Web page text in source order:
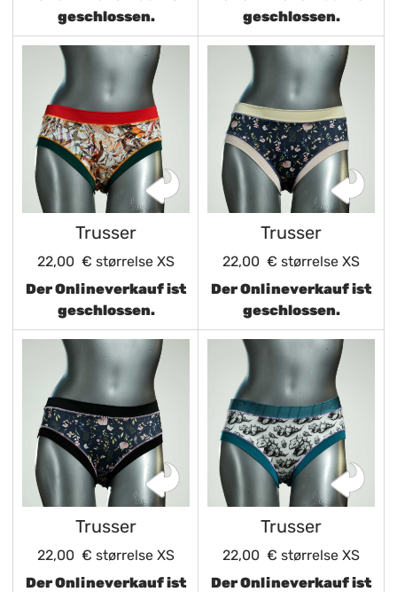
geschlossen.
geschlossen.
Trusser
22,00 € størrelse XS
Der Onlineverkauf ist
geschlossen.
Trusser
22,00 € størrelse XS
Der Onlineverkauf ist
geschlossen.
Trusser
22,00 € størrelse XS
Der Onlineverkauf ist
Trusser
22,00 € størrelse XS
Der Onlineverkauf ist